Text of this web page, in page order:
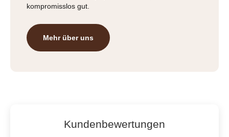
kompromisslos gut.
Mehr über uns
Kundenbewertungen